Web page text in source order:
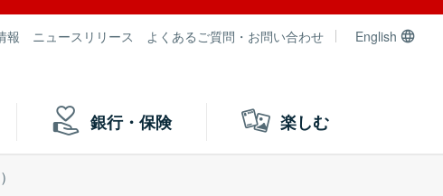
報 ニュースリリース よくあるご質問・お問い合わせ English
銀行・保険 楽しむ